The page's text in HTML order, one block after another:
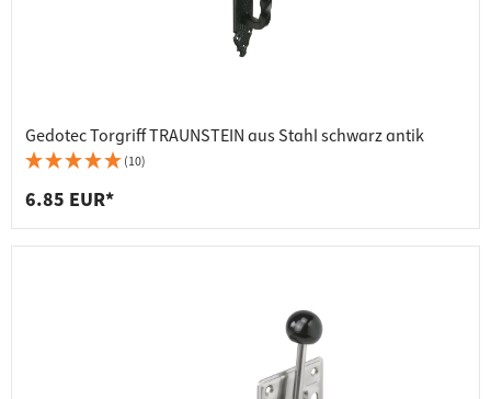
Gedotec Torgriff TRAUNSTEIN aus Stahl schwarz antik
(10)
6.85 EUR*